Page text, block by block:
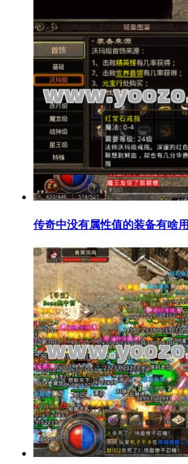
传奇中没有属性值的装备有啥用